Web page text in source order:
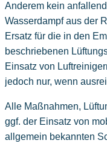
Anderem kein
Wasserdampf aus der
Ersatz für die in den
beschriebenen
Einsatz von
jedoch nur, wenn
Alle Maßnahmen,
ggf. der Einsatz von
allgemein bekannten